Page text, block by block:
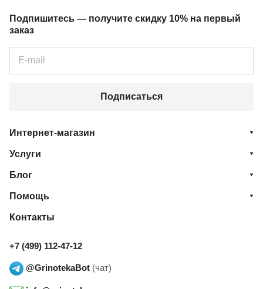
Подпишитесь — получите скидку 10% на первый
заказ
Подписаться
Интернет-магазин
Услуги
Блог
Помощь
Контакты
+7 (499) 112-47-12
@GrinotekaBot (чат)